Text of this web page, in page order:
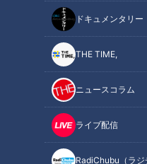
ドキュメンタリー
THE TIME,
ニュースコラム
ライブ配信
RadiChubu（ラジ
湖池屋「工場直送ポテト
シャトレーゼ『焼きたて
激レア！江崎グリコ『ジ
オススメ関連コンテンツ
湖池屋「工場直送ポ